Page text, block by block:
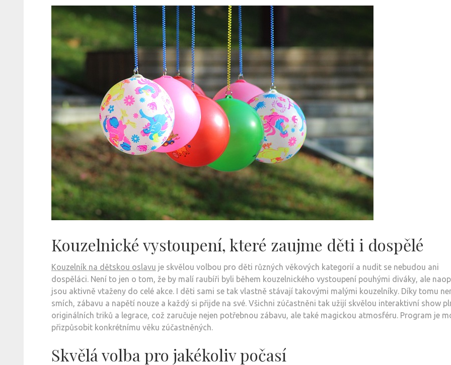
Kouzelnické vystoupení, které zaujme děti i dospělé
Kouzelník na dětskou oslavu je skvělou volbou pro děti různých věkových kategorií a nudit se nebudou ani
dospěláci. Není to jen o tom, že by malí raubíři byli během kouzelnického vystoupení pouhými diváky, ale
jsou aktivně vtaženy do celé akce. I děti sami se tak vlastně stávají takovými malými kouzelníky. Díky tomu
smích, zábavu a napětí nouze a každý si přijde na své. Všichni zúčastněni tak užijí skvělou interaktivní show
originálních triků a legrace, což zaručuje nejen potřebnou zábavu, ale také magickou atmosféru. Program je
přizpůsobit konkrétnímu věku zúčastněných.
Skvělá volba pro jakékoliv počasí